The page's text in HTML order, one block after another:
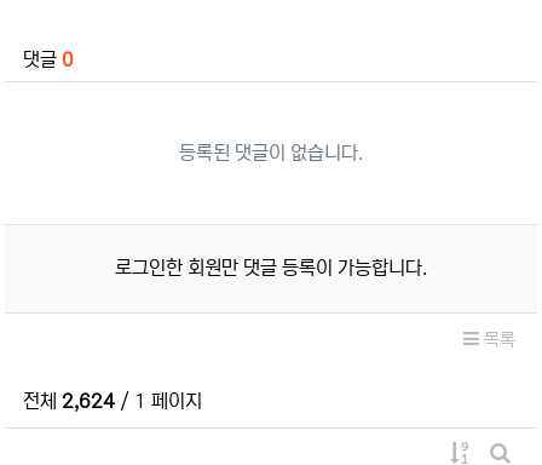
댓글 0
등록된 댓글이 없습니다.
로그인한 회원만 댓글 등록이 가능합니다.
목록
전체 2,624/ 1 페이지
게시물